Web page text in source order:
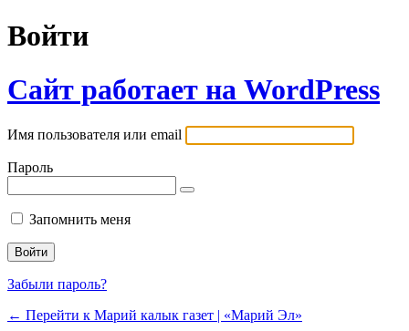
Войти
Сайт работает на WordPress
Имя пользователя или email
Пароль
Запомнить меня
Забыли пароль?
← Перейти к Марий калык газет | «Марий Эл»